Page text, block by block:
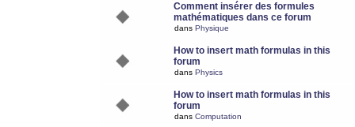
Comment insérer des formules
mathématiques dans ce forum
dans Physique
How to insert math formulas in this
forum
dans Physics
How to insert math formulas in this
forum
dans Computation